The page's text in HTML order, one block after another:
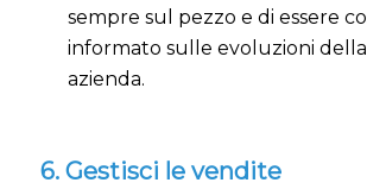
sempre sul pezzo e di essere
informato sulle evoluzioni
azienda.
6. Gestisci le vendite